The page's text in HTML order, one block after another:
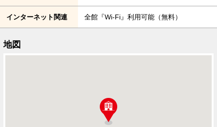
インターネット関連 全館『Wi-Fi』利用可能（無料）
地図